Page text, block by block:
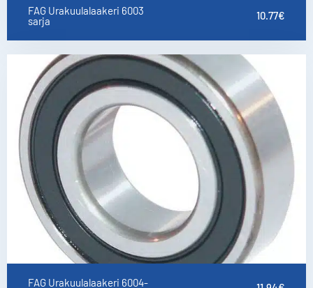
FAG Urakuulalaakeri 6003
sarja
10.77€
FAG Urakuulalaakeri 6004-